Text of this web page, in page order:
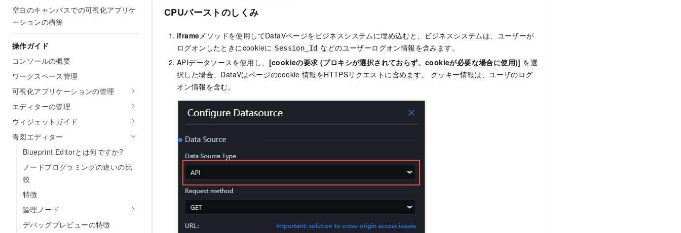
空白のキャンバスでの可視化アプリケ
ーションの構築
操作ガイド
コンソールの概要
ワークスペース管理
可視化アプリケーションの管理
エディターの管理
ウィジェットガイド
青図エディター
Blueprint Editorとは何ですか?
ノードプログラミングの違いの比
較
特徴
論理ノード
デバッグプレビューの特徴
CPUバーストのしくみ
iframeメソッドを使用してDataVページをビジネスシステムに埋め込むと、ビジネスシステムは、ユーザーが
ログオンしたときにcookieに Session_Id などのユーザーログオン情報を含みます。
APIデータソースを使用し、 [cookieの要求 (プロキシが選択されておらず、cookieが必要な場合に使用)] を選
択した場合、DataVはページのcookie 情報をHTTPSリクエストに含めます。 クッキー情報は、ユーザのログ
オン情報を含む。